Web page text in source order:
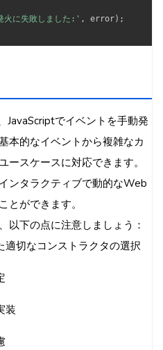
火に失敗しました:' , error) ;
でイベントを手動発
本的なイベントから複雑なカ
ースケースに対応できます。
ンタラクティブで動的なWeb
とができます。
以下の点に注意しましょう：
適切なコンストラクタの選択
装